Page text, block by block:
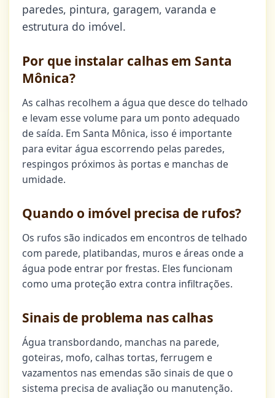
paredes, pintura, garagem, varanda e
estrutura do imóvel.
Por que instalar calhas em Santa
Mônica?
As calhas recolhem a água que desce do telhado
e levam esse volume para um ponto adequado
de saída. Em Santa Mônica, isso é importante
para evitar água escorrendo pelas paredes,
respingos próximos às portas e manchas de
umidade.
Quando o imóvel precisa de rufos?
Os rufos são indicados em encontros de telhado
com parede, platibandas, muros e áreas onde a
água pode entrar por frestas. Eles funcionam
como uma proteção extra contra infiltrações.
Sinais de problema nas calhas
Água transbordando, manchas na parede,
goteiras, mofo, calhas tortas, ferrugem e
vazamentos nas emendas são sinais de que o
sistema precisa de avaliação ou manutenção.